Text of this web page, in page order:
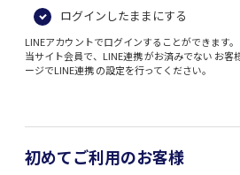
ログインしたままにする
LINEアカウントでログインすることができます。
当サイト会員で、LINE連携 がお済みでない お
ージでLINE連携 の設定を行ってください。
初めてご利用のお客様